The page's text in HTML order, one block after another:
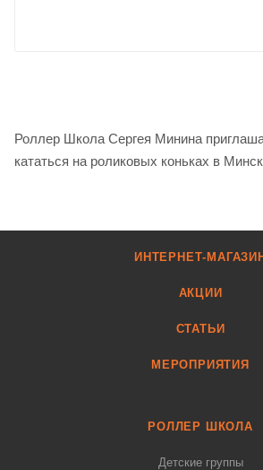
Роллер Школа Сергея Минина
кататься на роликовых коньках в
ИНТЕРНЕТ-МАГАЗИН
АКЦИИ
СТАТЬИ
МЕРОПРИЯТИЯ
РОЛЛЕР ШКОЛА
Детские группы